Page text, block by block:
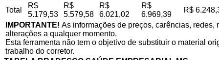
Total
R$
5.179,53
R$
5.579,58
R$
6.021,02
R$
6.969,39
R$
IMPORTANTE! As informações de preços, carências,
alterações a qualquer momento.
Esta ferramenta não tem o objetivo de substituir o material
trabalho do corretor.